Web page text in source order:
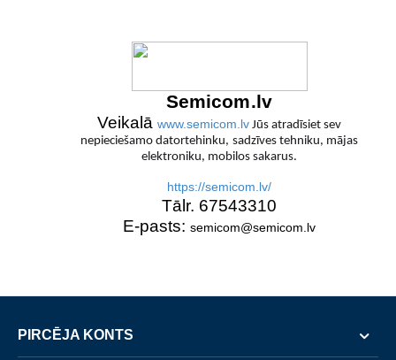
Semicom.lv
Veikalā www.semicom.lv Jūs atradīsiet sev
nepieciešamo datortehinku, sadzīves tehniku, mājas
elektroniku, mobilos sakarus.
https://semicom.lv/
Tālr. 67543310
E-pasts: semicom@semicom.lv
PIRCĒJA KONTS